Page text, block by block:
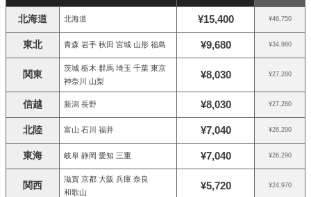
北海道 北海道 ¥15,400 ¥46,750
東北 青森 岩手 秋田 宮城 山形 福島 ¥9,680 ¥34,980
関東
茨城 栃木 群馬 埼玉 千葉 東京
神奈川 山梨
¥8,030 ¥27,280
信越 新潟 長野 ¥8,030 ¥27,280
北陸 富山 石川 福井 ¥7,040 ¥26,290
東海 岐阜 静岡 愛知 三重 ¥7,040 ¥26,290
関西
滋賀 京都 大阪 兵庫 奈良
和歌山
¥5,720 ¥24,970